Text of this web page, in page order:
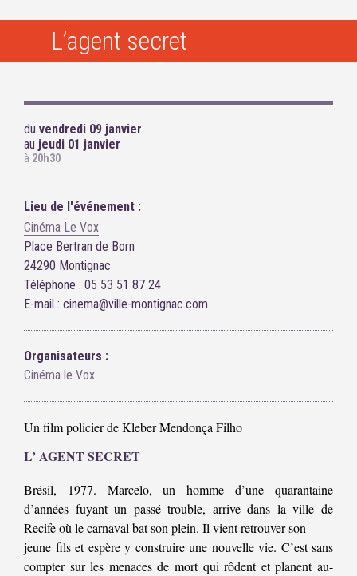
L’agent secret
du vendredi 09 janvier
au jeudi 01 janvier
à 20h30
Lieu de l'événement :
Cinéma Le Vox
Place Bertran de Born
24290 Montignac
Téléphone : 05 53 51 87 24
E-mail : cinema@ville-montignac.com
Organisateurs :
Cinéma le Vox
Un film policier de Kleber Mendonça Filho
L’ AGENT SECRET
Brésil, 1977. Marcelo, un homme d’une quarantaine
d’années fuyant un passé trouble, arrive dans la ville de
Recife où le carnaval bat son plein. Il vient retrouver son
jeune fils et espère y construire une nouvelle vie. C’est sans
compter sur les menaces de mort qui rôdent et planent au-